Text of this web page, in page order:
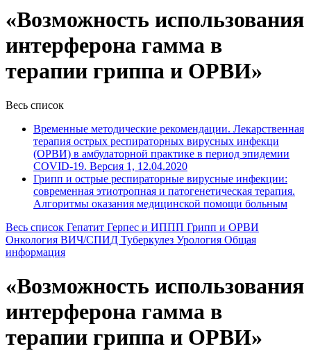
«Возможность использования
интерферона гамма в
терапии гриппа и ОРВИ»
Весь список
Временные методические рекомендации. Лекарственная
терапия острых респираторных вирусных инфекци
(ОРВИ) в амбулаторной практике в период эпидемии
COVID-19. Версия 1, 12.04.2020
Грипп и острые респираторные вирусные инфекции:
современная этиотропная и патогенетическая терапия.
Алгоритмы оказания медицинской помощи больным
Весь список Гепатит Герпес и ИППП Грипп и ОРВИ
Онкология ВИЧ/СПИД Туберкулез Урология Общая
информация
«Возможность использования
интерферона гамма в
терапии гриппа и ОРВИ»